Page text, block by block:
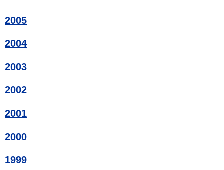
2005
2004
2003
2002
2001
2000
1999